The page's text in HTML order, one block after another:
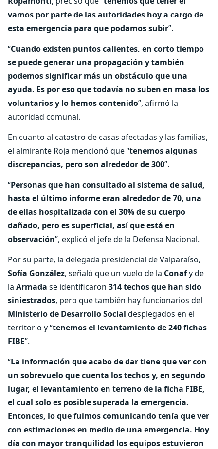
vamos por parte de las autoridades hoy a cargo de
esta emergencia para que podamos subir”.
“Cuando existen puntos calientes, en corto tiempo
se puede generar una propagación y también
podemos significar más un obstáculo que una
ayuda. Es por eso que todavía no suben en masa los
voluntarios y lo hemos contenido”, afirmó la
autoridad comunal.
En cuanto al catastro de casas afectadas y las familias,
el almirante Roja mencionó que “tenemos algunas
discrepancias, pero son alrededor de 300”.
“Personas que han consultado al sistema de salud,
hasta el último informe eran alrededor de 70, una
de ellas hospitalizada con el 30% de su cuerpo
dañado, pero es superficial, así que está en
observación”, explicó el jefe de la Defensa Nacional.
Por su parte, la delegada presidencial de Valparaíso,
Sofía González, señaló que un vuelo de la Conafy de
la Armada se identificaron 314 techos que han sido
siniestrados, pero que también hay funcionarios del
Ministerio de Desarrollo Social desplegados en el
territorio y “tenemos el levantamiento de 240 fichas
FIBE”.
“La información que acabo de dar tiene que ver con
un sobrevuelo que cuenta los techos y, en segundo
lugar, el levantamiento en terreno de la ficha FIBE,
el cual solo es posible superada la emergencia.
Entonces, lo que fuimos comunicando tenía que ver
con estimaciones en medio de una emergencia. Hoy
día con mayor tranquilidad los equipos estuvieron